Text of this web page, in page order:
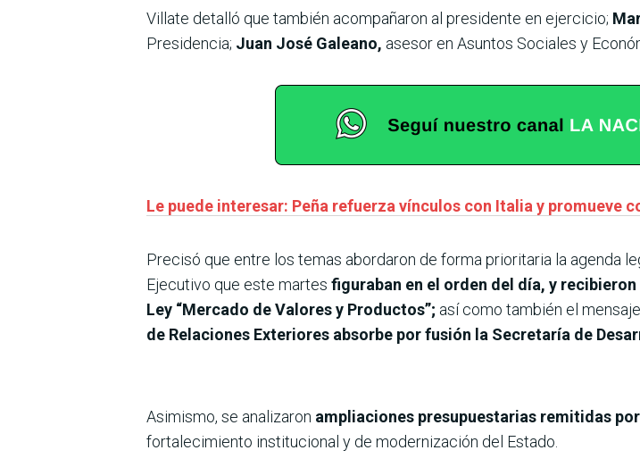
Villate detalló que también acompañaron al presidente en ejercicio;
Presidencia; Juan José Galeano, asesor en Asuntos Sociales y
Le puede interesar: Peña refuerza vínculos con Italia y promueve
Precisó que entre los temas abordaron de forma prioritaria la agenda
Ejecutivo que este martes figuraban en el orden del día, y
Ley “Mercado de Valores y Productos”; así como también el
de Relaciones Exteriores absorbe por fusión la Secretaría de
Asimismo, se analizaron ampliaciones presupuestarias remitidas
fortalecimiento institucional y de modernización del Estado.